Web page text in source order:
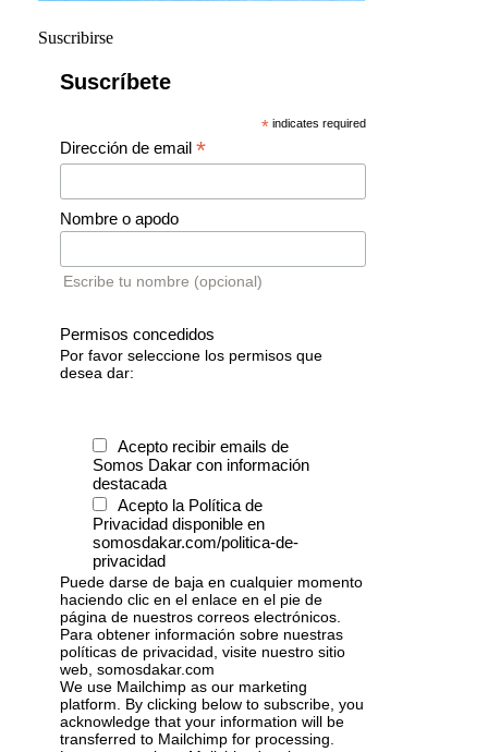
Suscribirse
Suscríbete
* indicates required
Dirección de email *
Nombre o apodo
Escribe tu nombre (opcional)
Permisos concedidos
Por favor seleccione los permisos que
desea dar:
Acepto recibir emails de
Somos Dakar con información
destacada
Acepto la Política de
Privacidad disponible en
somosdakar.com/politica-de-
privacidad
Puede darse de baja en cualquier momento
haciendo clic en el enlace en el pie de
página de nuestros correos electrónicos.
Para obtener información sobre nuestras
políticas de privacidad, visite nuestro sitio
web, somosdakar.com
We use Mailchimp as our marketing
platform. By clicking below to subscribe, you
acknowledge that your information will be
transferred to Mailchimp for processing.